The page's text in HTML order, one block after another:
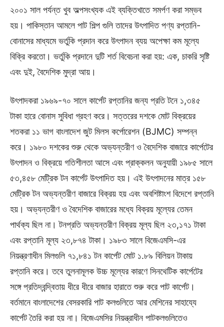
২০০১ সাল পর্যন্ত খুব অল্পসংখ্যক এই ব্যক্তিখাতে সমর্পণ করা সম্ভব
হয়। পাকিস্তান আমলে পাট শিল্প গুলি তাদের উৎপাদিত পণ্য রপ্তানি-
বোনাসের মাধ্যমে ভর্তুকি প্রদান করে উৎপাদন ব্যয় অপেক্ষা কম মূল্যে
বিক্রি করতো। ভর্তুকি প্রদানে দুটি শর্ত বিবেচনা করা হয়: এক, চাকরি সৃষ্টি
এবং দুই, বৈদেশিক মুদ্রা আয়।
উৎপাদকরা ১৯৬৯-৭০ সালে কার্পেট রপ্তানির জন্য প্রতি টনে ১,৩৪৫
টাকা হারে বোনাস সুবিধা গ্রহণ করে। সত্তরের দশকে মোট বিক্রয়ের
শতকরা ১১ ভাগ বাংলাদেশ জুট মিলস কর্পোরেশন (BJMC) সম্পন্ন
করে। ১৯৮০ দশকের শুরু থেকে অভ্যন্তরীণ ও বৈদেশিক বাজারে কার্পেটের
উৎপাদন ও বিক্রয়ে গতিশীলতা আসে এবং প্রাক্কলন অনুযায়ী ১৯৮৫ সালে
৫৩,৪৫৮ মেট্রিক টন কার্পেট উৎপাদিত হয়। এই উৎপাদনের মাত্র ১৫৮
মেট্রিক টন অভ্যন্তরীণ বাজারে বিক্রয় হয় এবং অবশিষ্টাংশ বিদেশে রপ্তানি
হয়। অভ্যন্তরীণ ও বৈদেশিক বাজারের মধ্যে বিক্রয় মূল্যের তেমন
পার্থক্য ছিল না। টনপ্রতি অভ্যন্তরীণ বিক্রয় মূল্য ছিল ২৩,১৭১ টাকা
এবং রপ্তানি মূল্য ২৩,৮৭৪ টাকা। ১৯৮৩ সালে বিজেএমসি-এর
নিয়ন্ত্রণাধীন মিলগুলি ৭১,৮৪১ টন কার্পেট মোট ১.৮৯ বিলিয়ন টাকায়
রপ্তানি করে। তবে তুলনামূলক উচ্চ মূল্যের কারণে সিনথেটিক কার্পেটের
সঙ্গে প্রতিদ্বন্দ্বিতায় ধীরে ধীরে বাজার হারাতে শুরু করে পাট কার্পেট।
বর্তমানে বাংলাদেশের বেসরকারি পাট কলগুলিতে আর মেশিনের সাহায্যে
কার্পেট তৈরি করা হয় না। বিজেএমসির নিয়ন্ত্রাধীন পাটকলগুলিতেও